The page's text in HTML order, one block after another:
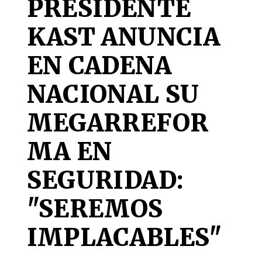
PRESIDENTE
KAST ANUNCIA
EN CADENA
NACIONAL SU
MEGARREFOR
MA EN
SEGURIDAD:
"SEREMOS
IMPLACABLES"